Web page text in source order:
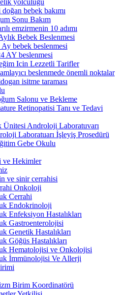
bebek bakımı
Sonu Bakım
emzirmenin 10 adımı
Bebek Beslenmesi
Ay bebek beslenmesi
AY beslenmesi
Icin Lezzetli Tarifler
beslenmede önemli noktalar
isitme taraması
Salonu ve Bekleme
Retinopatisi Tanı ve Tedavi
Ünitesi Androloji Laboratuvarı
Laboratuarı İşleyiş Prosedürü
Gebe Okulu
ve Hekimler
ve sinir cerrahisi
Onkoloji
Cerrahi
Endokrinoloji
Enfeksiyon Hastalıkları
Gastroenterolojisi
Genetik Hastalıkları
Göğüs Hastalıkları
Hematolojisi ve Onkolojisi
İmmünolojisi Ve Allerji
Birim Koordinatörü